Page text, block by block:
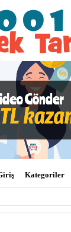
Kategoriler